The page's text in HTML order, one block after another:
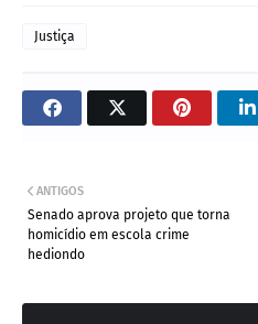
Justiça
ANTIGOS
Senado aprova projeto que torna
homicídio em escola crime
hediondo